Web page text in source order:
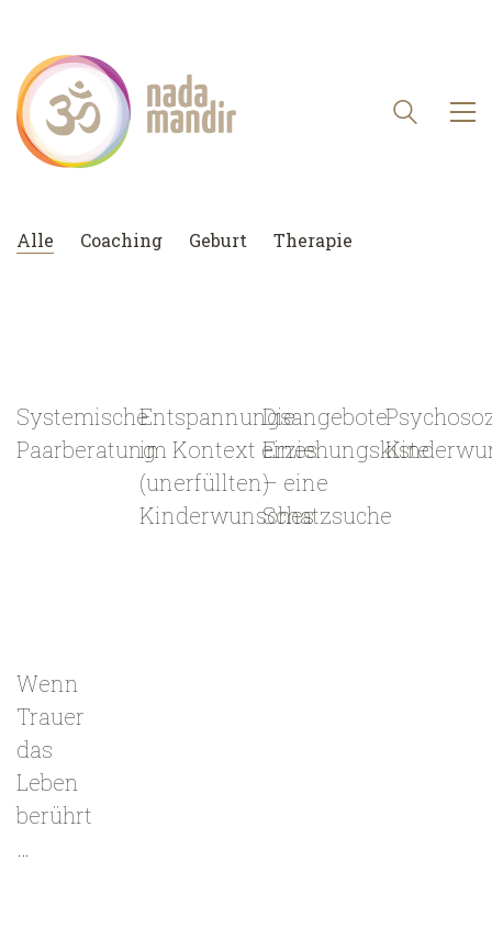
Alle Coaching Geburt Therapie
Systemische
Paarberatung
Entspannungsangebote
im Kontext eines
(unerfüllten)
Kinderwunsches
Die
Erziehungskiste
– eine
Schatzsuche
Wenn
Trauer
das
Leben
berührt
…